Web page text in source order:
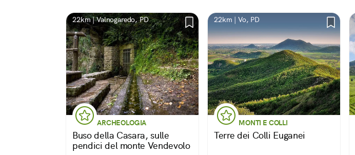
22km | Valnogaredo, PD
ARCHEOLOGIA
Buso della Casara, sulle
pendici del monte Vendevolo
22km | Vo, PD
MONTI E COLLI
Terre dei Colli Euganei